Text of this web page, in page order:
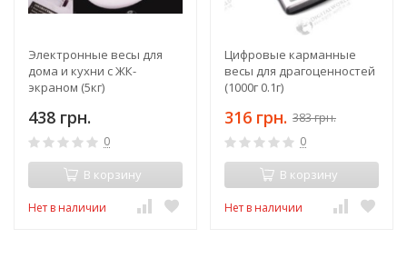
Электронные весы для
дома и кухни с ЖК-
экраном (5кг)
438 грн.
0
В корзину
Нет в наличии
Цифровые карманные
весы для драгоценностей
(1000г 0.1г)
316 грн. 383 грн.
0
В корзину
Нет в наличии